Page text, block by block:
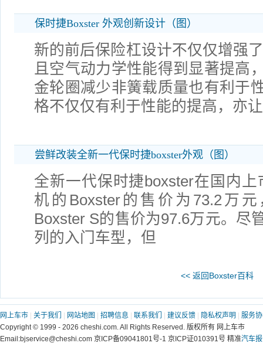
保时捷Boxster 外观创新设计（图）
新的前后保险杠设计不仅仅增强
且空气动力学性能得到显著提高
金轮圈减少非簧载质量也有利于
格不仅仅有利于性能的提高，亦
尝鲜改装全新一代保时捷boxster外观（图）
全新一代保时捷boxster在国内
机的Boxster的售价为73.2万
Boxster S的售价为97.6万元。尽
列的入门车型，但
<< 返回Boxster百科
网上车市 关于我们 网站地图 招聘信息 联系我们 建议反馈 隐私权声明
服务
Copyright © 1999 - 2026 cheshi.com. All Rights Reserved. 版权所有 网上车市
Email:bjservice@cheshi.com 京ICP备09041801号-1 京ICP证010391号 精准汽车